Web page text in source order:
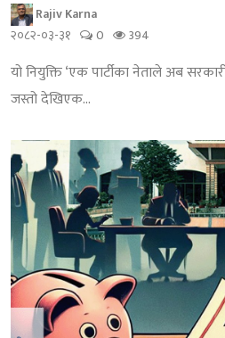
Rajiv Karna
२०८२-०३-३१
0 394
यो नियुक्ति ‘एक पार्टीका नेताले अब
जस्तो देखिएक...